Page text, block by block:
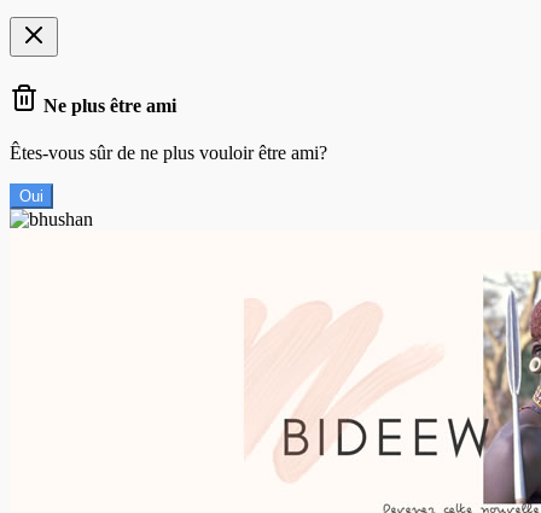
Ne plus être ami
Êtes-vous sûr de ne plus vouloir être ami?
Oui